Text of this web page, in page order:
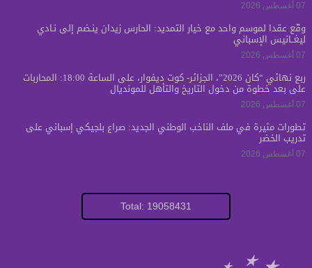
07 أغسطس 2026
وقّع عقداً لموسم واحد مع خيار التمديد: الحارس زيدان ينـضم إلى نـادي
ليغــانيس الإسباني
07 أغسطس 2026
ربع نهائي “كان 2026”، الجزائر- كوت ديفوار، على الساعة 18:00: المحاربات
على بعد خطوة من دخول التاريخ والتأهل للمونديال
07 أغسطس 2026
تطورات مثيرة في ملف الناخب الوطني الجديد: صراع بلجيكي إسباني على
تدريب الخضر
07 أغسطس 2026
Total: 19058431